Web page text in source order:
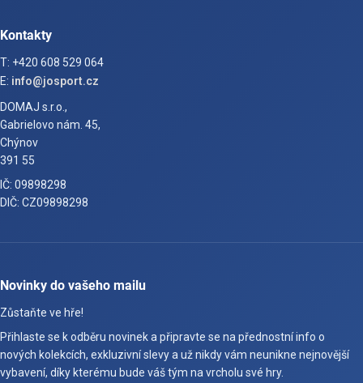
Kontakty
T: +420 608 529 064
E: info@josport.cz
DOMAJ s.r.o.,
Gabrielovo nám. 45,
Chýnov
391 55
IČ: 09898298
DIČ: CZ09898298
Novinky do vašeho mailu
Zůstaňte ve hře!
Přihlaste se k odběru novinek a připravte se na přednostní info o
nových kolekcích, exkluzivní slevy a už nikdy vám neunikne nejnovější
vybavení, díky kterému bude váš tým na vrcholu své hry.